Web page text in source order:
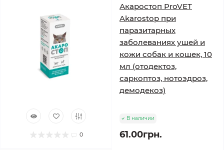
0
Акаростоп ProVET
Akarostop при
паразитарных
заболеваниях ушей и
кожи собак и кошек, 10
мл (отодектоз,
саркоптоз, нотоэдроз,
демодекоз)
В наличии
61.00грн.